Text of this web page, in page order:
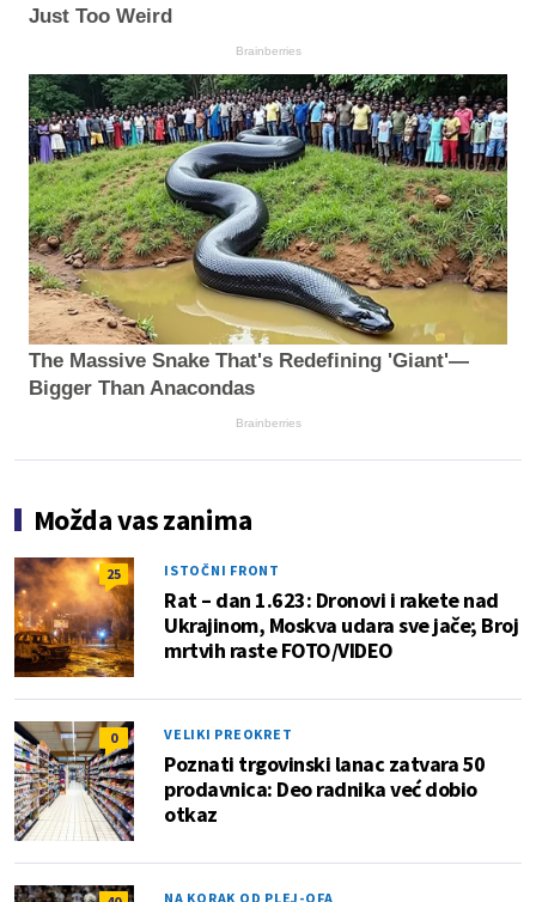
Just Too Weird
Brainberries
The Massive Snake That's Redefining 'Giant'—
Bigger Than Anacondas
Brainberries
Možda vas zanima
25 ISTOČNI FRONT
Rat – dan 1.623: Dronovi i rakete nad
Ukrajinom, Moskva udara sve jače; Broj
mrtvih raste FOTO/VIDEO
0 VELIKI PREOKRET
Poznati trgovinski lanac zatvara 50
prodavnica: Deo radnika već dobio
otkaz
NA KORAK OD PLEJ-OFA